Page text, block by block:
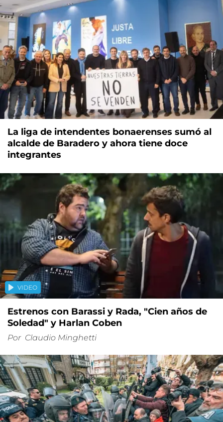
La liga de intendentes bonaerenses sumó al
alcalde de Baradero y ahora tiene doce
integrantes
VIDEO
Estrenos con Barassi y Rada, "Cien años de
Soledad" y Harlan Coben
Por Claudio Minghetti